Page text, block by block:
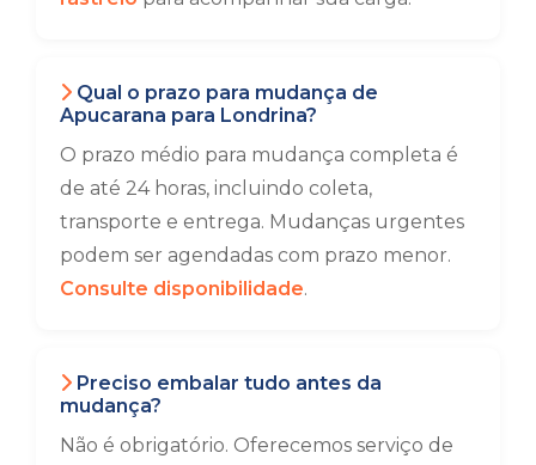
Qual o prazo para mudança de
Apucarana para Londrina?
O prazo médio para mudança completa é
de até 24 horas, incluindo coleta,
transporte e entrega. Mudanças urgentes
podem ser agendadas com prazo menor.
Consulte disponibilidade.
Preciso embalar tudo antes da
mudança?
Não é obrigatório. Oferecemos serviço de